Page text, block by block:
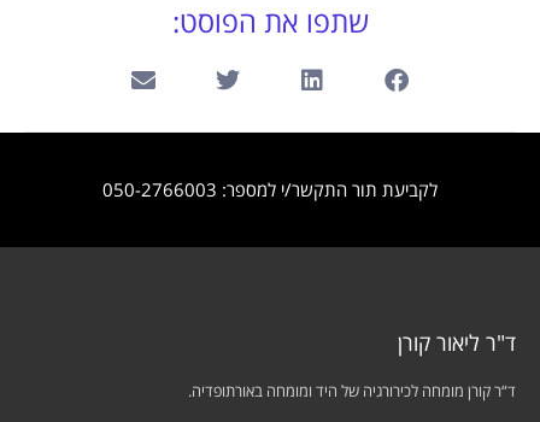
שתפו את הפוסט:
לקביעת תור התקשר/י למספר: 050-2766003
ד"ר ליאור קורן
ד“ר קורן מומחה לכירורגיה של היד ומומחה באורתופדיה.